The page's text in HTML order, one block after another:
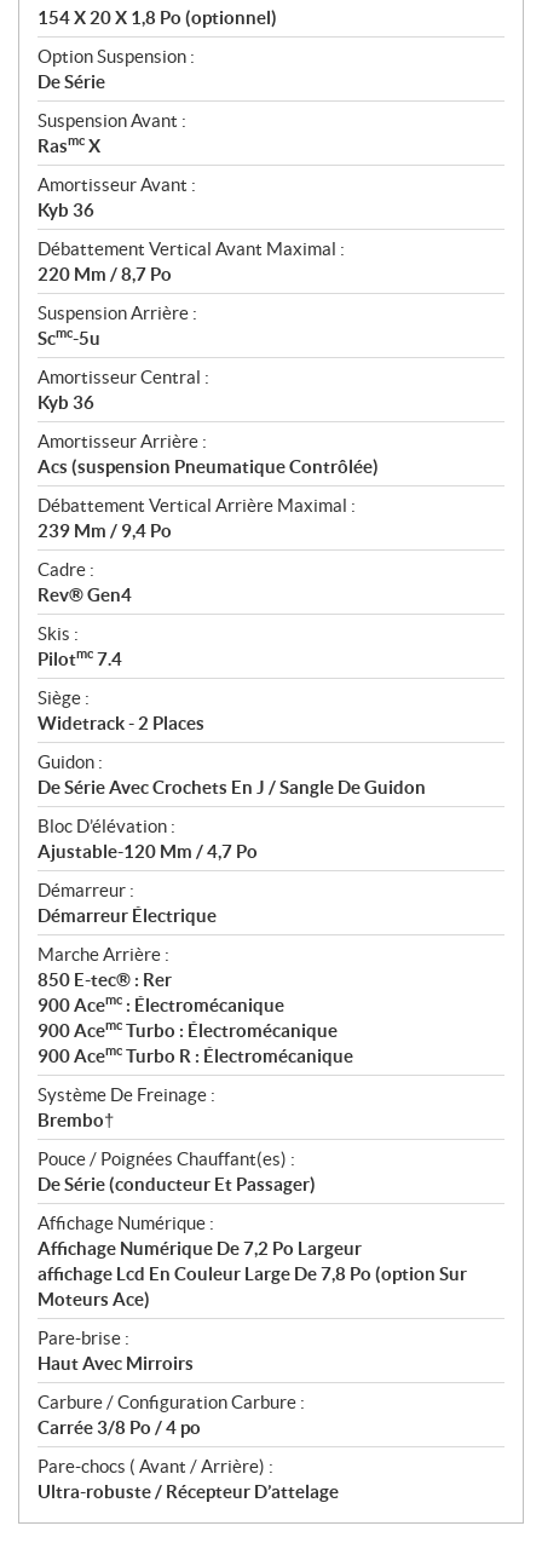
154 X 20 X 1,8 Po (optionnel)
Option Suspension :
De Série
Suspension Avant :
Rasmc X
Amortisseur Avant :
Kyb 36
Débattement Vertical Avant Maximal :
220 Mm / 8,7 Po
Suspension Arrière :
Scmc-5u
Amortisseur Central :
Kyb 36
Amortisseur Arrière :
Acs (suspension Pneumatique Contrôlée)
Débattement Vertical Arrière Maximal :
239 Mm / 9,4 Po
Cadre :
Rev® Gen4
Skis :
Pilotmc 7.4
Siège :
Widetrack - 2 Places
Guidon :
De Série Avec Crochets En J / Sangle De Guidon
Bloc D’élévation :
Ajustable-120 Mm / 4,7 Po
Démarreur :
Démarreur Électrique
Marche Arrière :
850 E-tec® : Rer
900 Acemc : Électromécanique
900 Acemc Turbo : Électromécanique
900 Acemc Turbo R : Électromécanique
Système De Freinage :
Brembo†
Pouce / Poignées Chauffant(es) :
De Série (conducteur Et Passager)
Affichage Numérique :
Affichage Numérique De 7,2 Po Largeur
affichage Lcd En Couleur Large De 7,8 Po (option Sur
Moteurs Ace)
Pare-brise :
Haut Avec Mirroirs
Carbure / Configuration Carbure :
Carrée 3/8 Po / 4 po
Pare-chocs ( Avant / Arrière) :
Ultra-robuste / Récepteur D’attelage